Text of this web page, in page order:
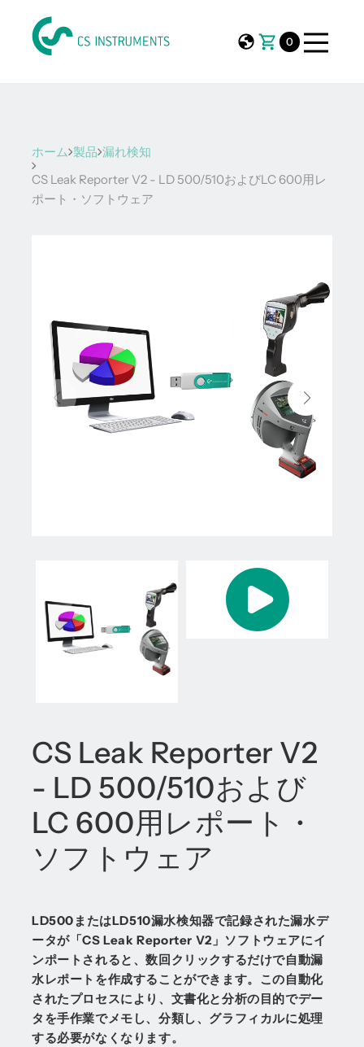
0
ホーム 製品 漏れ検知
CS Leak Reporter V2 - LD 500/510およびLC 600用レ
ポート・ソフトウェア
CS Leak Reporter V2
- LD 500/510および
LC 600用レポート・
ソフトウェア
LD500またはLD510漏水検知器で記録された漏水デ
ータが「CS Leak Reporter V2」ソフトウェアにイ
ンポートされると、数回クリックするだけで自動漏
水レポートを作成することができます。この自動化
されたプロセスにより、文書化と分析の目的でデー
タを手作業でメモし、分類し、グラフィカルに処理
する必要がなくなります。